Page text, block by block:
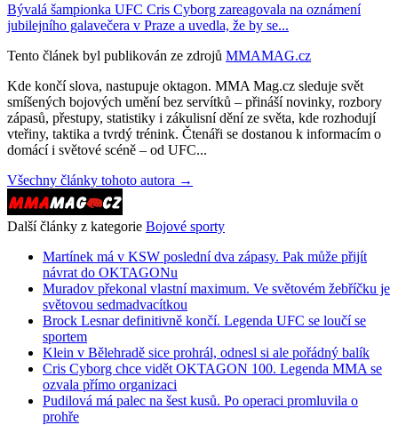
Bývalá šampionka UFC Cris Cyborg zareagovala na oznámení
jubilejního galavečera v Praze a uvedla, že by se...
Tento článek byl publikován ze zdrojů MMAMAG.cz
Kde končí slova, nastupuje oktagon. MMA Mag.cz sleduje svět
smíšených bojových umění bez servítků – přináší novinky, rozbory
zápasů, přestupy, statistiky i zákulisní dění ze světa, kde rozhodují
vteřiny, taktika a tvrdý trénink. Čtenáři se dostanou k informacím o
domácí i světové scéně – od UFC...
Všechny články tohoto autora →
Další články z kategorie Bojové sporty
Martínek má v KSW poslední dva zápasy. Pak může přijít
návrat do OKTAGONu
Muradov překonal vlastní maximum. Ve světovém žebříčku je
světovou sedmadvacítkou
Brock Lesnar definitivně končí. Legenda UFC se loučí se
sportem
Klein v Bělehradě sice prohrál, odnesl si ale pořádný balík
Cris Cyborg chce vidět OKTAGON 100. Legenda MMA se
ozvala přímo organizaci
Pudilová má palec na šest kusů. Po operaci promluvila o
prohře